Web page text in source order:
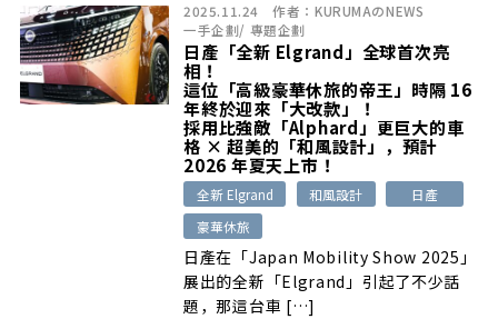
品牌中心」。此據點不僅是亞太區首座依
循 STELLANTIS BRAND HOUSE 標準
建置，也是亞太區最大的多品牌展示中
心，更是少數將 Alfa Romeo、
CITROËN、Jeep、PEUGEOT 四個品牌
完整呈現於單一場域的服務據點。
2025.11.24 作者： KURUMAのNEWS
一手企劃/ 專題企劃
日產「全新 Elgrand」全球首次亮
相！
這位「高級豪華休旅的帝王」時隔 16
年終於迎來「大改款」！
採用比強敵「Alphard」更巨大的車
格 × 超美的「和風設計」，預計
2026 年夏天上市！
全新 Elgrand 和風設計
日產
豪華休旅
日產在「Japan Mobility Show 2025」
展出的全新「Elgrand」引起了不少話
題，那這台車 […]